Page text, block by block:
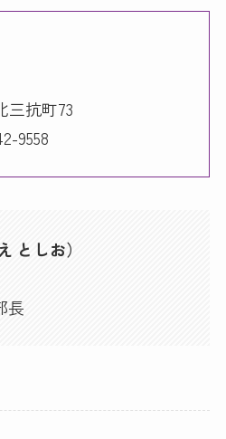
三抗町73
9558
としお）
長